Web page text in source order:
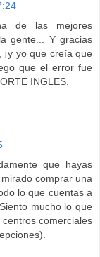
de las mejores
gente... Y gracias
yo que creía que
que el error fue
INGLES.
que hayas
comprar una
lo que cuentas a
mucho lo que
comerciales